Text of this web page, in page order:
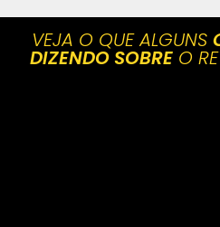
VEJA O QUE ALGUNS
DIZENDO SOBREO